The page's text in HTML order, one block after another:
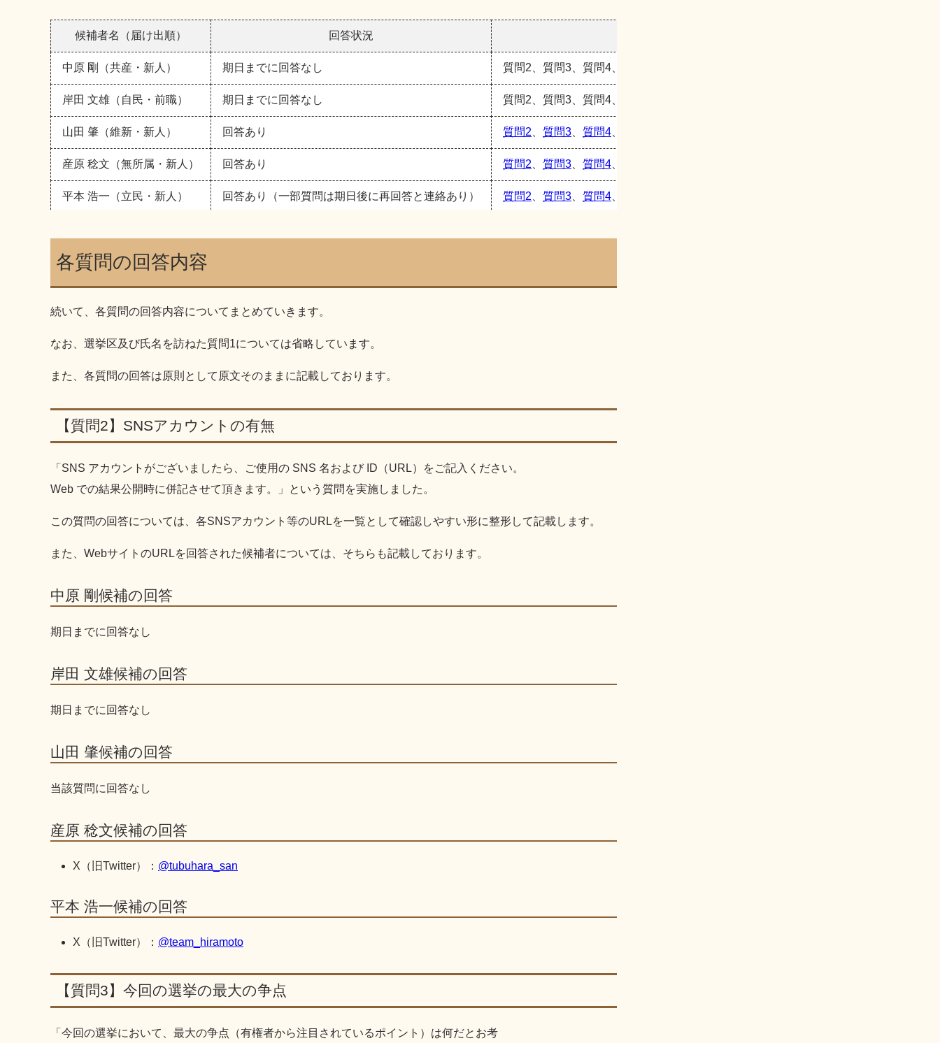
候補者名（届け出順） 回答状況
中原 剛（共産・新人） 期日までに回答なし 質問2、質問3、質問4、質問5、質問6、質問7、質問8、質問9
岸田 文雄（自民・前職） 期日までに回答なし 質問2、質問3、質問4、質問5、質問6、質問7、質問8、質問9
山田 肇（維新・新人） 回答あり 質問2 質問3 質問4
産原 稔文（無所属・新人） 回答あり 質問2 質問3 質問4
平本 浩一（立民・新人） 回答あり（一部質問は期日後に再回答と連絡あり） 質問2 質問3 質問4
各質問の回答内容
続いて、各質問の回答内容についてまとめていきます。
なお、選挙区及び氏名を訪ねた質問1については省略しています。
また、各質問の回答は原則として原文そのままに記載しております。
【質問2】SNSアカウントの有無
「SNS アカウントがございましたら、ご使用の SNS 名および ID（URL）をご記入ください。
Web での結果公開時に併記させて頂きます。」という質問を実施しました。
この質問の回答については、各SNSアカウント等のURLを一覧として確認しやすい形に整形して記載します。
また、WebサイトのURLを回答された候補者については、そちらも記載しております。
中原 剛候補の回答
期日までに回答なし
岸田 文雄候補の回答
期日までに回答なし
山田 肇候補の回答
当該質問に回答なし
産原 稔文候補の回答
X（旧Twitter）： @tubuhara_san
平本 浩一候補の回答
X（旧Twitter）： @team_hiramoto
【質問3】今回の選挙の最大の争点
「今回の選挙において、最大の争点（有権者から注目されているポイント）は何だとお考